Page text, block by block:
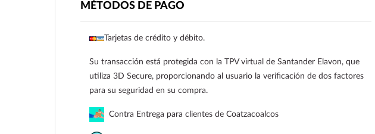
MÉTODOS DE PAGO
Tarjetas de crédito y débito.
Su transacción está protegida con la TPV virtual de Santander Elavon, que
utiliza 3D Secure, proporcionando al usuario la verificación de dos factores
para su seguridad en su compra.
Contra Entrega para clientes de Coatzacoalcos